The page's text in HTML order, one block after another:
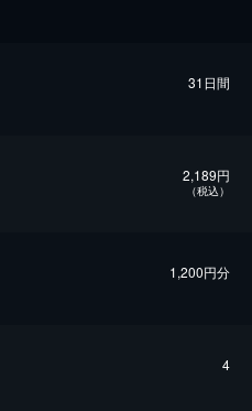
31日間
2,189円
（税込）
1,200円分
4